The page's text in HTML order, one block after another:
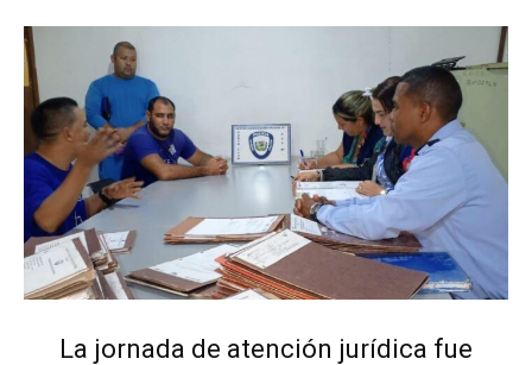
La jornada de atención jurídica fue